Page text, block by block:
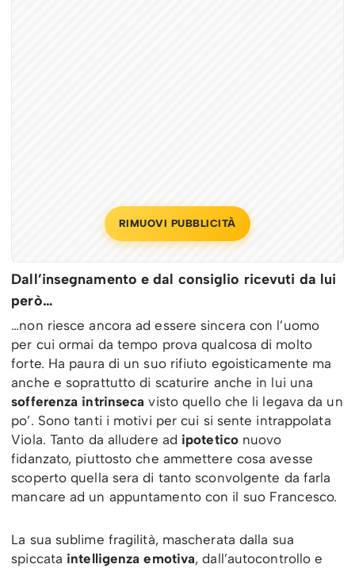
RIMUOVI PUBBLICITÀ
Dall’insegnamento e dal consiglio ricevuti da lui
però…
…non riesce ancora ad essere sincera con l’uomo
per cui ormai da tempo prova qualcosa di molto
forte. Ha paura di un suo rifiuto egoisticamente ma
anche e soprattutto di scaturire anche in lui una
sofferenza intrinsecavisto quello che li legava da un
po’. Sono tanti i motivi per cui si sente intrappolata
Viola. Tanto da alludere ad ipoteticonuovo
fidanzato, piuttosto che ammettere cosa avesse
scoperto quella sera di tanto sconvolgente da farla
mancare ad un appuntamento con il suo Francesco.
La sua sublime fragilità, mascherata dalla sua
spiccata intelligenza emotiva, dall’autocontrollo e